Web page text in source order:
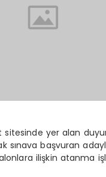
sitesinde yer alan
sınava başvuran
ilişkin atanma